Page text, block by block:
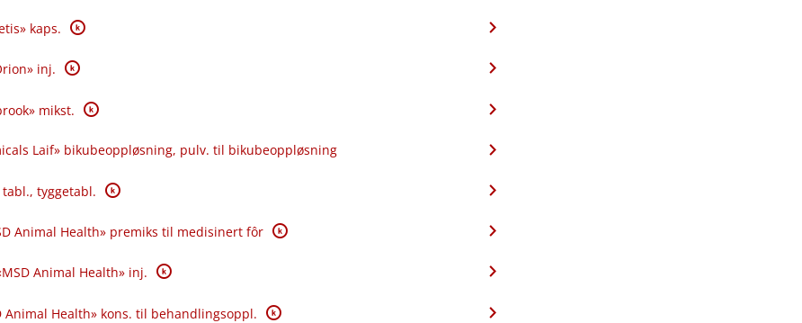
kaps. K
inj. K
mikst. K
Laif» bikubeoppløsning, pulv. til bikubeoppløsning
tyggetabl. K
Animal Health» premiks til medisinert fôr K
Animal Health» inj. K
Animal Health» kons. til behandlingsoppl. K